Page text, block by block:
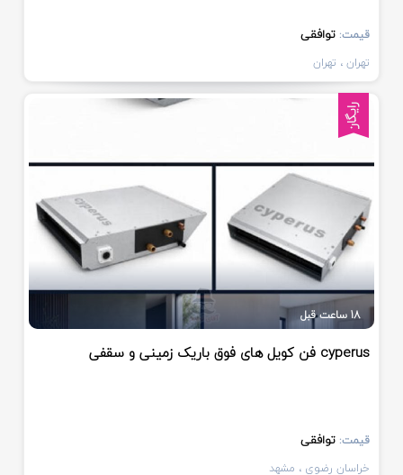
قیمت: توافقی
تهران، تهران
رایگان
18 ساعت قبل
فن کویل های فوق باریک زمینی و سقفی cyperus
قیمت: توافقی
خراسان رضوی ، مشهد